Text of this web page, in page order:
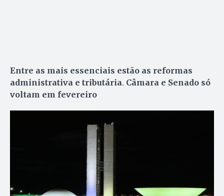
Entre as mais essenciais estão as reformas
administrativa e tributária. Câmara e Senado só
voltam em fevereiro